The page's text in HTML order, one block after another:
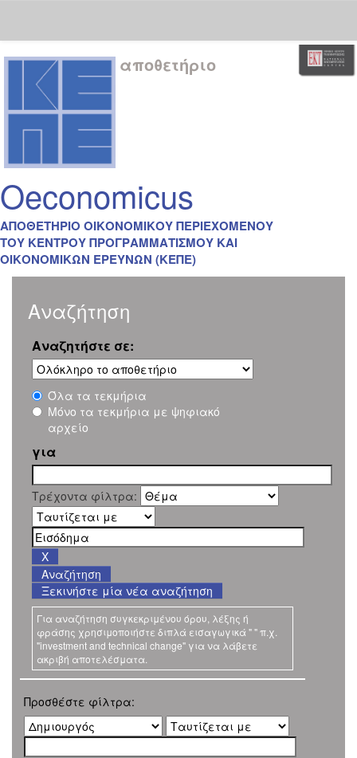
Skip
navigation
αποθετήριο
Oeconomicus
ΑΠΟΘΕΤΗΡΙΟ ΟΙΚΟΝΟΜΙΚΟΥ ΠΕΡΙΕΧΟΜΕΝΟΥ
ΤΟΥ ΚΕΝΤΡΟΥ ΠΡΟΓΡΑΜΜΑΤΙΣΜΟΥ ΚΑΙ
ΟΙΚΟΝΟΜΙΚΩΝ ΕΡΕΥΝΩΝ (ΚΕΠΕ)
Αναζήτηση
Αναζητήστε σε:
Όλα τα τεκμήρια
Μόνο τα τεκμήρια με ψηφιακό
αρχείο
για
Τρέχοντα φίλτρα:
Ξεκινήστε μία νέα αναζήτηση
Για αναζήτηση συγκεκριμένου όρου, λέξης ή
φράσης χρησιμοποιήστε διπλά εισαγωγικά " " π.χ.
"investment and technical change" για να λάβετε
ακριβή αποτελέσματα.
Προσθέστε φίλτρα: